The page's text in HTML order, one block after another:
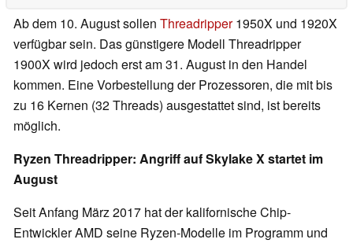
Ab dem 10. August sollen Threadripper1950X und 1920X
verfügbar sein. Das günstigere Modell Threadripper
1900X wird jedoch erst am 31. August in den Handel
kommen. Eine Vorbestellung der Prozessoren, die mit bis
zu 16 Kernen (32 Threads) ausgestattet sind, ist bereits
möglich.
Ryzen Threadripper: Angriff auf Skylake X startet im
August
Seit Anfang März 2017 hat der kalifornische Chip-
Entwickler AMD seine Ryzen-Modelle im Programm und